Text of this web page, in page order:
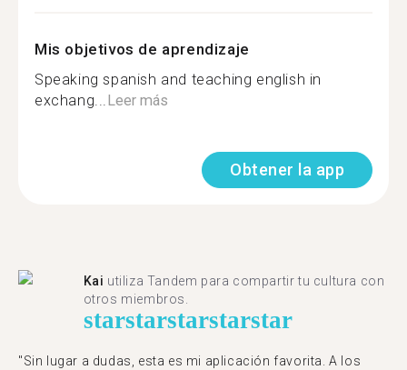
Mis objetivos de aprendizaje
Speaking spanish and teaching english in
exchang...Leer más
Obtener la app
Kai utiliza Tandem para compartir tu cultura con
otros miembros.
starstarstarstarstar
"Sin lugar a dudas, esta es mi aplicación favorita. A los